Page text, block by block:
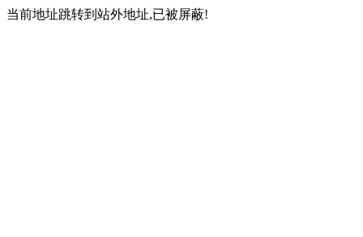
当前地址跳转到站外地址,已被屏蔽!